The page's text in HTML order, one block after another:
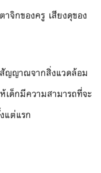
าจิกของครู เสียงดุของ
สัญญาณจากสิ่งแวดล้อม
เด็กมีความสามารถที่จะ
แต่แรก